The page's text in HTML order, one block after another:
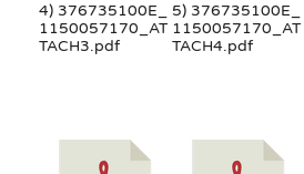
4) 376735100E_
1150057170_AT
TACH3.pdf
5) 376735100E_
1150057170_AT
TACH4.pdf